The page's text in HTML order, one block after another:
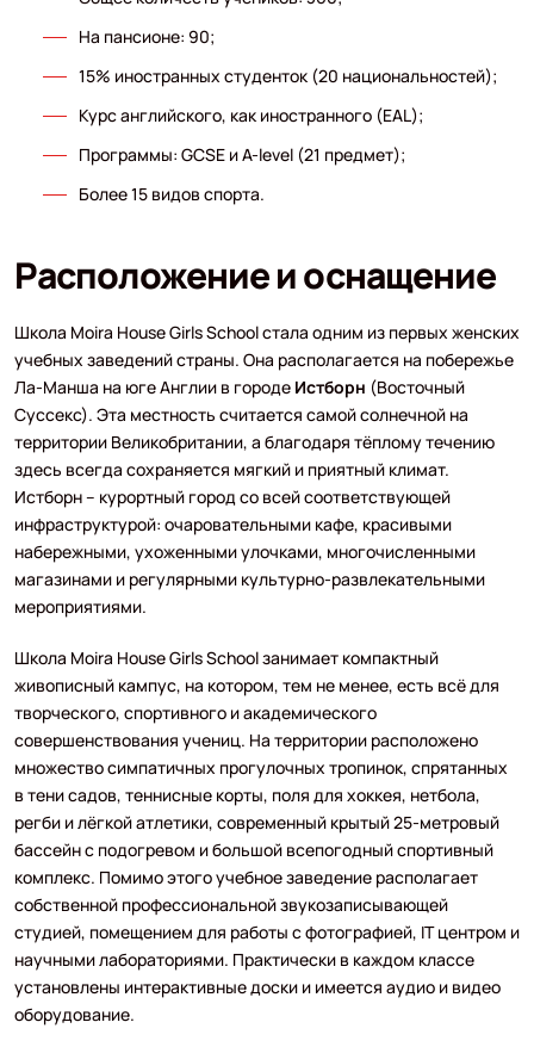
На пансионе: 90;
15% иностранных студенток (20 национальностей);
Курс английского, как иностранного (EAL);
Программы: GCSE и A-level (21 предмет);
Более 15 видов спорта.
Расположение и оснащение
Школа Moira House Girls School стала одним из первых женских
учебных заведений страны. Она располагается на побережье
Ла-Манша на юге Англии в городе Истборн (Восточный
Суссекс). Эта местность считается самой солнечной на
территории Великобритании, а благодаря тёплому течению
здесь всегда сохраняется мягкий и приятный климат.
Истборн – курортный город со всей соответствующей
инфраструктурой: очаровательными кафе, красивыми
набережными, ухоженными улочками, многочисленными
магазинами и регулярными культурно-развлекательными
мероприятиями.
Школа Moira House Girls School занимает компактный
живописный кампус, на котором, тем не менее, есть всё для
творческого, спортивного и академического
совершенствования учениц. На территории расположено
множество симпатичных прогулочных тропинок, спрятанных
в тени садов, теннисные корты, поля для хоккея, нетбола,
регби и лёгкой атлетики, современный крытый 25-метровый
бассейн с подогревом и большой всепогодный спортивный
комплекс. Помимо этого учебное заведение располагает
собственной профессиональной звукозаписывающей
студией, помещением для работы с фотографией, IT центром и
научными лабораториями. Практически в каждом классе
установлены интерактивные доски и имеется аудио и видео
оборудование.